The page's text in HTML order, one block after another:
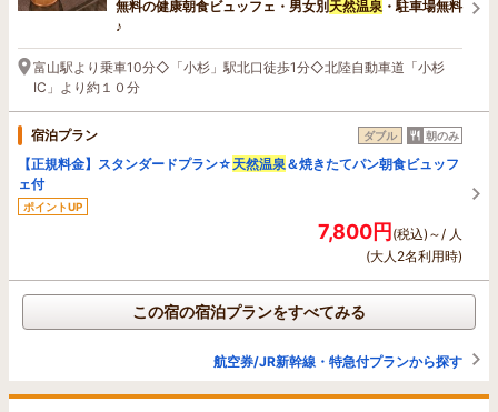
無料の健康朝食ビュッフェ・男女別 天然温泉 ・駐車場無料
♪
富山駅より乗車10分◇「小杉」駅北口徒歩1分◇北陸自動車道「小杉
IC」より約１０分
宿泊プラン ダブル 朝のみ
【正規料金】スタンダードプラン☆ 天然温泉 ＆焼きたてパン朝食ビュッフ
ェ付
ポイントUP
7,800円(税込)～/ 人
(大人2名利用時)
この宿の宿泊プランをすべてみる
航空券/JR新幹線・特急付プランから探す